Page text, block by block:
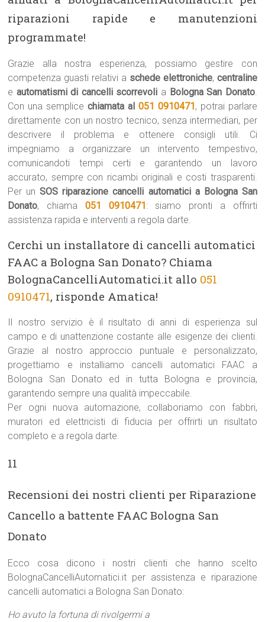
riparazioni rapide e manutenzioni
programmate!
Grazie alla nostra esperienza, possiamo gestire con
competenza guasti relativi a schede elettroniche, centraline
e automatismi di cancelli scorrevoli a Bologna San Donato.
Con una semplicechiamata al 051 0910471, potrai parlare
direttamente con un nostro tecnico, senza intermediari, per
descrivere il problema e ottenere consigli utili. Ci
impegniamo a organizzare un intervento tempestivo,
comunicandoti tempi certi e garantendo un lavoro
accurato, sempre con ricambi originali e costi trasparenti.
Per unSOS riparazione cancelli automatici a Bologna San
Donato, chiama 051 0910471: siamo pronti a offrirti
assistenza rapida e interventi a regola darte.
Cerchi un installatore di cancelli automatici
FAAC a Bologna San Donato? Chiama
BolognaCancelliAutomatici.it allo 051
0910471, risponde Amatica!
Il nostro servizio è il risultato di anni di esperienza sul
campo e di unattenzione costante alle esigenze dei clienti.
Grazie al nostro approccio puntuale e personalizzato,
progettiamo e installiamo cancelli automatici FAAC a
Bologna San Donato ed in tutta Bologna e provincia,
garantendo sempre una qualità impeccabile.
Per ogni nuova automazione, collaboriamo con fabbri,
muratori ed elettricisti di fiducia per offrirti un risultato
completo e a regola darte.
11
Recensioni dei nostri clienti per Riparazione
Cancello a battente FAAC Bologna San
Donato
Ecco cosa dicono i nostri clienti che hanno scelto
BolognaCancelliAutomatici.it per assistenza e riparazione
cancelli automatici a Bologna San Donato:
Ho avuto la fortuna di rivolgermi a